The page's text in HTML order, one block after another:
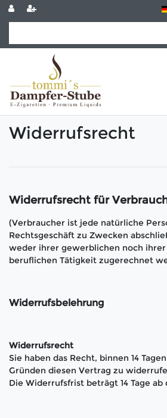
Widerrufs­recht
Widerrufsrecht für
(Verbraucher ist jede natürliche
Rechtsgeschäft zu Zwecken
weder ihrer gewerblichen noch
beruflichen Tätigkeit zugerechnet
Widerrufsbelehrung
Widerrufsrecht
Sie haben das Recht, binnen 14
Gründen diesen Vertrag zu
Die Widerrufsfrist beträgt 14 Tage ab